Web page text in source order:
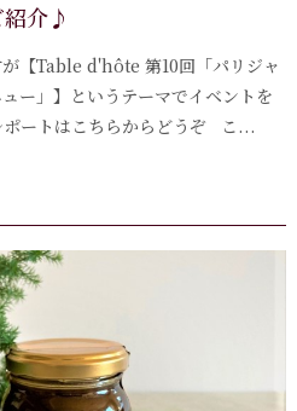
紹介♪
【Table d'hôte 第10回「パリジャ
ー」】というテーマでイベントを
ポートはこちらからどうぞ こ...